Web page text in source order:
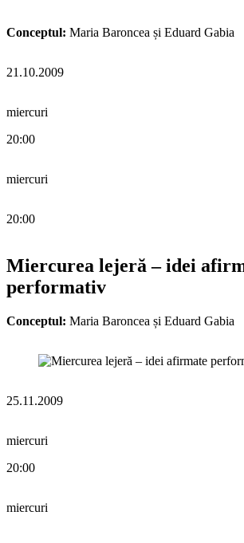
Conceptul: Maria Baroncea și Eduard Gabia
21.10.2009
miercuri
20:00
miercuri
20:00
Miercurea lejeră – idei
performativ
Conceptul: Maria Baroncea și Eduard Gabia
25.11.2009
miercuri
20:00
miercuri